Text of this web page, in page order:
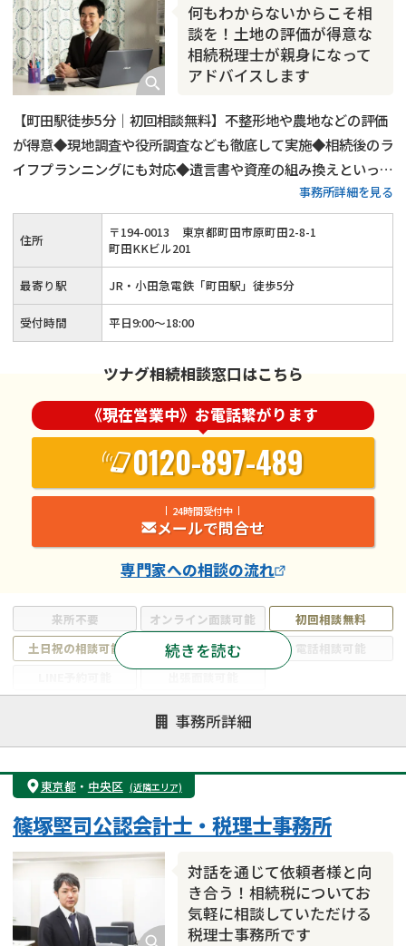
何もわからないからこそ相
談を！土地の評価が得意な
相続税理士が親身になって
アドバイスします
【町田駅徒歩5分｜初回相談無料】不整形地や農地などの評価
が得意◆現地調査や役所調査なども徹底して実施◆相続後のラ
イフプランニングにも対応◆遺言書や資産の組み換えといった
生前対策も可能◆話しやすくて親切な税理士が、お客様の悩み
に寄り添いながら相続税申告をサポートします。
事務所詳細を見る
来所不要 オンライン面談可能
初回相談無料
土日祝の相談可能
19時以降電話可能
電話相談可能
遺言書作成・遺言執行
相続放棄
相続登記
遺産分割
遺留分侵害額請求
相続税申告
相続手続き
銀行手続き
成年後見・任意後見
贈与税
生前対策
相続人調査
相続財産調査
相続トラブル
続きを読む
住所 〒194-0013
東京都町田市原町田2-8-1
町田KKビル201
最寄り駅 JR・小田急電鉄「町田駅」徒歩5分
受付時間 平日9:00～18:00
ツナグ相続相談窓口はこちら
《現在営業中》お電話繋がります
0120-897-489
24時間受付中
メールで問合せ
専門家への相談の流れ
事務所詳細
東京都 ・ 中央区 (近隣エリア)
対話を通じて依頼者様と向
き合う！相続税についてお
気軽に相談していただける
税理士事務所です
篠塚堅司公認会計士・税理士事務所